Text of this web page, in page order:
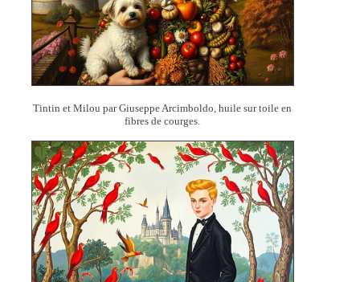
Tintin et Milou par Giuseppe Arcimboldo, huile sur toile en
fibres de courges.